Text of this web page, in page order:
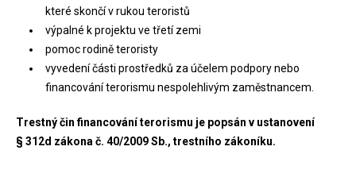
které skončí v rukou teroristů
výpalné k projektu ve třetí zemi
pomoc rodině teroristy
vyvedení části prostředků za účelem podpory nebo
financování terorismu nespolehlivým zaměstnancem.
Trestný čin financování terorismu je popsán v ustanovení
§ 312d zákona č. 40/2009 Sb., trestního zákoníku.